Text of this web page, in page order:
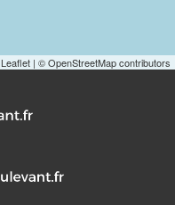
Leaflet | © OpenStreetMap contributors